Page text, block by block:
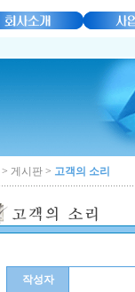
> 게시판 > 고객의 소리
작성자